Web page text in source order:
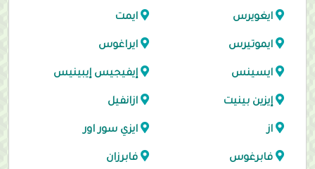
ايغويرس ايمت
ايموتيرس ايراغوس
ايسينس إيفيجيس إيبينيس
إيزين بينيت ازانفيل
از ايزي سور اور
فابرغوس فابرزان